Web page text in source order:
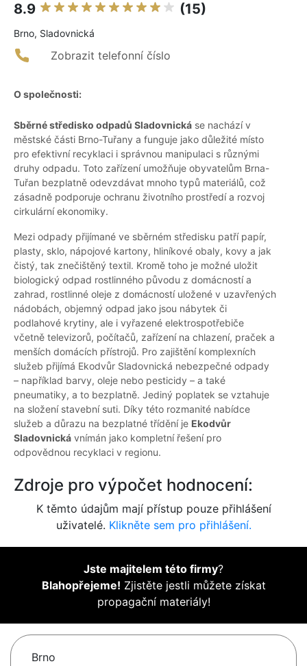
8.9 (15)
Brno, Sladovnická
Zobrazit telefonní číslo
O společnosti:
Sběrné středisko odpadů Sladovnická se nachází v
městské části Brno-Tuřany a funguje jako důležité místo
pro efektivní recyklaci i správnou manipulaci s různými
druhy odpadu. Toto zařízení umožňuje obyvatelům Brna-
Tuřan bezplatně odevzdávat mnoho typů materiálů, což
zásadně podporuje ochranu životního prostředí a rozvoj
cirkulární ekonomiky.
Mezi odpady přijímané ve sběrném středisku patří papír,
plasty, sklo, nápojové kartony, hliníkové obaly, kovy a jak
čistý, tak znečištěný textil. Kromě toho je možné uložit
biologický odpad rostlinného původu z domácností a
zahrad, rostlinné oleje z domácností uložené v uzavřených
nádobách, objemný odpad jako jsou nábytek či
podlahové krytiny, ale i vyřazené elektrospotřebiče
včetně televizorů, počítačů, zařízení na chlazení, praček a
menších domácích přístrojů. Pro zajištění komplexních
služeb přijímá Ekodvůr Sladovnická nebezpečné odpady
– například barvy, oleje nebo pesticidy – a také
pneumatiky, a to bezplatně. Jediný poplatek se vztahuje
na složení stavební suti. Díky této rozmanité nabídce
služeb a důrazu na bezplatné třídění je Ekodvůr
Sladovnická vnímán jako kompletní řešení pro
odpovědnou recyklaci v regionu.
Zdroje pro výpočet hodnocení:
K těmto údajům mají přístup pouze přihlášení
uživatelé. Klikněte sem pro přihlášení.
Jste majitelem této firmy?
Blahopřejeme! Zjistěte jestli můžete získat
propagační materiály!
Brno